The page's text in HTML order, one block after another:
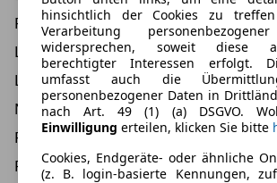
Fahrer-Airbag
LED Scheinwerfer
LED Tagfahrlicht
Notbremsassistent
Reifendruckkontrollsystem
Rückfahrkamera
hinsichtlich der Cookies zu
Verarbeitung
widersprechen, soweit diese
berechtigter Interessen erfolgt.
umfasst auch die
personenbezogener Daten in
nach Art. 49 (1) (a) DSGVO.
Einwilligung erteilen, klicken Sie bitte
Cookies, Endgeräte- oder ähnliche
(z. B. login-basierte Kennungen,